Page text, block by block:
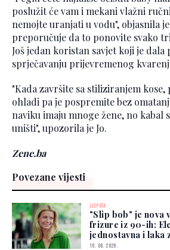
poslužit će vam i mekani vlažni
nemojte uranjati u vodu", objasnila
preporučuje da to ponovite svako
Još jedan koristan savjet koji je dala
sprječavanju prijevremenog
"Kada završite sa stiliziranjem kose,
ohladi pa je pospremite bez
naviku imaju mnoge žene, no kabal
uništi", upozorila je Jo.
Zene.ba
Povezane vijesti
LJEPOTA
"Slip bob" je nova
frizure iz 90-ih:
jednostavna i laka
10. 08. 2026.